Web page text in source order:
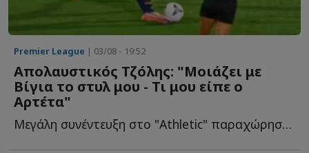
Premier League | 03/08 - 19:52
Απολαυστικός Τζόλης: "Μοιάζει με
Βίγια το στυλ μου - Τι μου είπε ο
Αρτέτα"
Μεγάλη συνέντευξη στο "Athletic" παραχώρησε ο διεθνής εξτρέμ, μ...